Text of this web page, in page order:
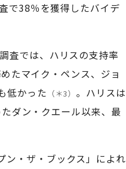
で38％を獲得したバイデ
査では、ハリスの支持率
たマイク・ペンス、ジョ
低かった （＊3） 。ハリスは
ダン・クエール以来、最
ン・ザ・ブックス」によれ